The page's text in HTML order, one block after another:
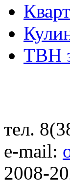
ТВН
тел.
e-mail:
2008-